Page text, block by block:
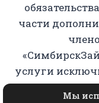
части
услуги
Мы